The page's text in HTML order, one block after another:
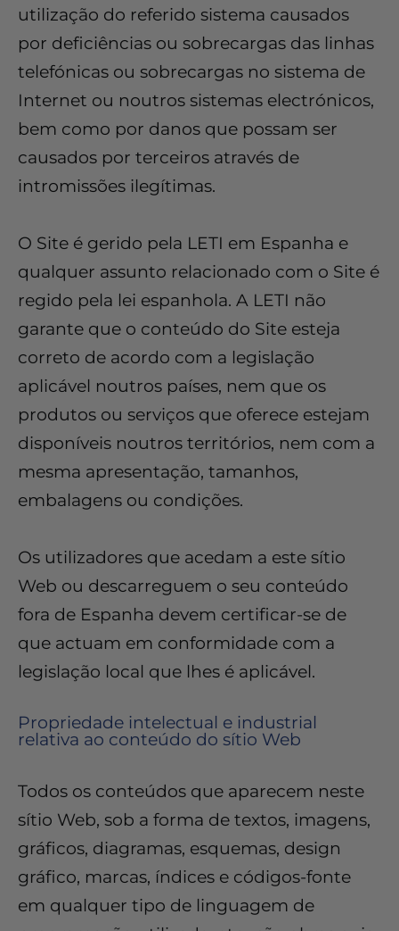
utilização do referido sistema causados
por deficiências ou sobrecargas das linhas
telefónicas ou sobrecargas no sistema de
Internet ou noutros sistemas electrónicos,
bem como por danos que possam ser
causados por terceiros através de
intromissões ilegítimas.
O Site é gerido pela LETI em Espanha e
qualquer assunto relacionado com o Site é
regido pela lei espanhola. A LETI não
garante que o conteúdo do Site esteja
correto de acordo com a legislação
aplicável noutros países, nem que os
produtos ou serviços que oferece estejam
disponíveis noutros territórios, nem com a
mesma apresentação, tamanhos,
embalagens ou condições.
Os utilizadores que acedam a este sítio
Web ou descarreguem o seu conteúdo
fora de Espanha devem certificar-se de
que actuam em conformidade com a
legislação local que lhes é aplicável.
Propriedade intelectual e industrial
relativa ao conteúdo do sítio Web
Todos os conteúdos que aparecem neste
sítio Web, sob a forma de textos, imagens,
gráficos, diagramas, esquemas, design
gráfico, marcas, índices e códigos-fonte
em qualquer tipo de linguagem de